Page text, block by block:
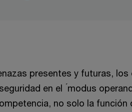
presentes y futuras, los
en el ́modus
no solo la función